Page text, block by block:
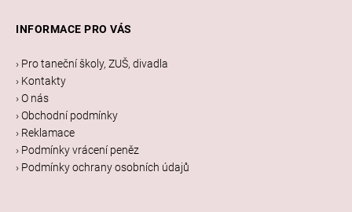
INFORMACE PRO VÁS
› Pro taneční školy, ZUŠ, divadla
› Kontakty
› O nás
› Obchodní podmínky
› Reklamace
› Podmínky vrácení peněz
› Podmínky ochrany osobních údajů